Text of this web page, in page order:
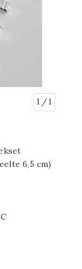
1 / 1
6,5 cm)